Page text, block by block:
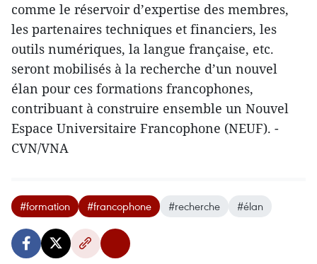
comme le réservoir d’expertise des membres,
les partenaires techniques et financiers, les
outils numériques, la langue française, etc.
seront mobilisés à la recherche d’un nouvel
élan pour ces formations francophones,
contribuant à construire ensemble un Nouvel
Espace Universitaire Francophone (NEUF). -
CVN/VNA
#formation #francophone #recherche #élan